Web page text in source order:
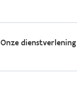
Onze dienstverlening